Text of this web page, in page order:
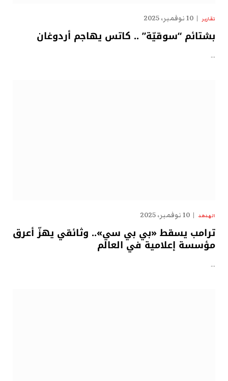
تقارير 10 نوفمبر، 2025
بشتائم “سوقيّة” .. كاتس يهاجم أردوغان
…
الهدهد 10 نوفمبر، 2025
ترامب يسقط «بي بي سي».. وثائقي يهزّ أعرق
مؤسسة إعلامية في العالم
…